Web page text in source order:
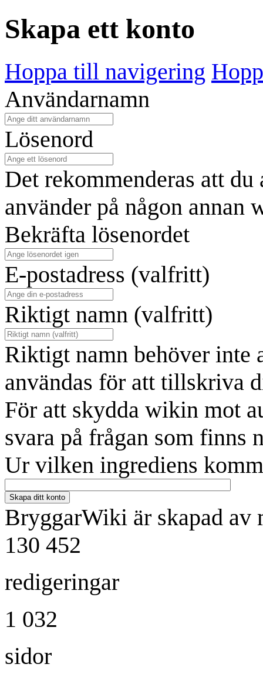
Skapa ett konto
Hoppa till navigering
Användarnamn
Lösenord
Det rekommenderas att
använder på någon annan
Bekräfta lösenordet
E-postadress (valfritt)
Riktigt namn (valfritt)
Riktigt namn behöver inte
användas för att tillskriva
För att skydda wikin mot
svara på frågan som finns
Ur vilken ingrediens
Skapa ditt konto
BryggarWiki är skapad av
130 452
redigeringar
1 032
sidor